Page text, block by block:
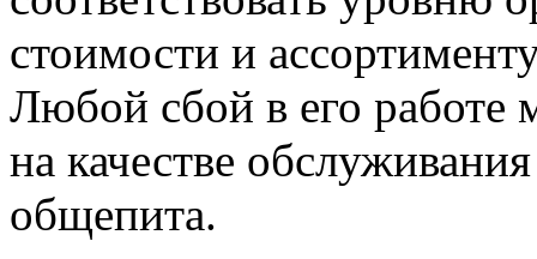
стоимости и
Любой сбой в его работе
на качестве
общепита.